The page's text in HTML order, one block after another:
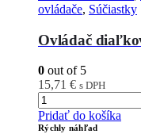
ovládače, Súčiastky
Ovládač
0 out of 5
15,71 € s DPH
Pridať do košíka
Rýchly náhľad